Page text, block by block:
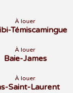
À louer
Témiscamingue
À louer
Baie-James
À louer
Saint-Laurent